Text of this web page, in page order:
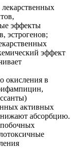
эффекты
эстрогенов;
эффект
окисления в
активных
абсорбцию.